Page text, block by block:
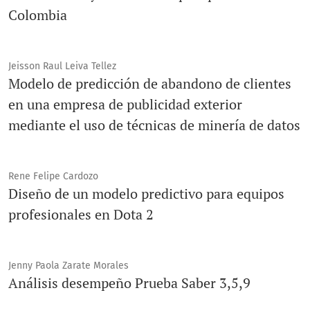
Colombia
Jeisson Raul Leiva Tellez
Modelo de predicción de abandono de clientes
en una empresa de publicidad exterior
mediante el uso de técnicas de minería de datos
Rene Felipe Cardozo
Diseño de un modelo predictivo para equipos
profesionales en Dota 2
Jenny Paola Zarate Morales
Análisis desempeño Prueba Saber 3,5,9